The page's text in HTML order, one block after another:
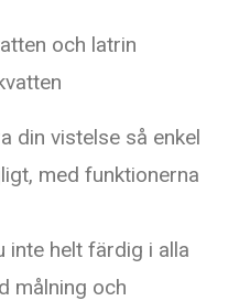
och latrin
din vistelse så enkel
med funktionerna
inte helt färdig i alla
målning och